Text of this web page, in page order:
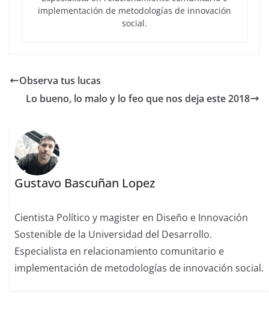
implementación de metodologías de innovación
social.
Observa tus lucas
Lo bueno, lo malo y lo feo que nos deja este 2018
Gustavo Bascuñan Lopez
Cientista Político y magister en Diseño e Innovación
Sostenible de la Universidad del Desarrollo.
Especialista en relacionamiento comunitario e
implementación de metodologías de innovación social.